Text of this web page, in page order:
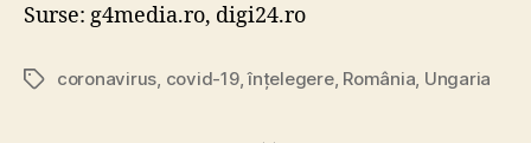
Surse: g4media.ro, digi24.ro
Tagscoronavirus covid-19,înțelegere, România Ungaria